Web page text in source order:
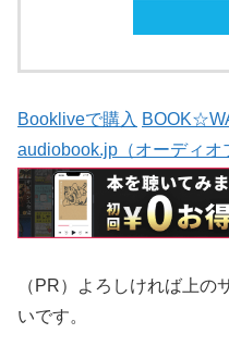
Bookliveで購入
audiobook.jp（オーディオ
（PR）よろしければ上
いです。